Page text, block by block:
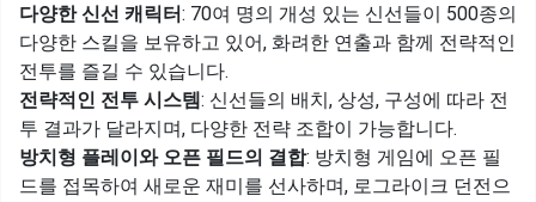
다양한 신선 캐릭터: 70여 명의 개성 있는 신선들이 500종의
다양한 스킬을 보유하고 있어, 화려한 연출과 함께 전략적인
전투를 즐길 수 있습니다.
전략적인 전투 시스템: 신선들의 배치, 상성, 구성에 따라 전
투 결과가 달라지며, 다양한 전략 조합이 가능합니다.
방치형 플레이와 오픈 필드의 결합: 방치형 게임에 오픈 필
드를 접목하여 새로운 재미를 선사하며, 로그라이크 던전으